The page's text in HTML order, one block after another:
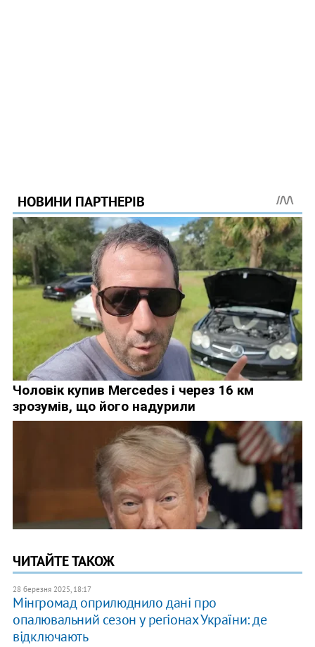
ЧИТАЙТЕ ТАКОЖ
28 березня 2025, 18:17
Мінгромад оприлюднило дані про
опалювальний сезон у регіонах України: де
відключають